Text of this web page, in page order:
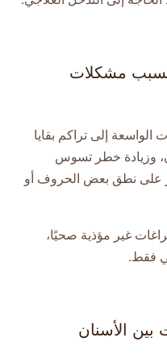
تسبب مشكلات
إلى تراكم بقايا
وزيادة خطر تسوس
على نطق بعض الحروف أو
غير مؤذية صحيًا،
فقط.
بين الأسنان